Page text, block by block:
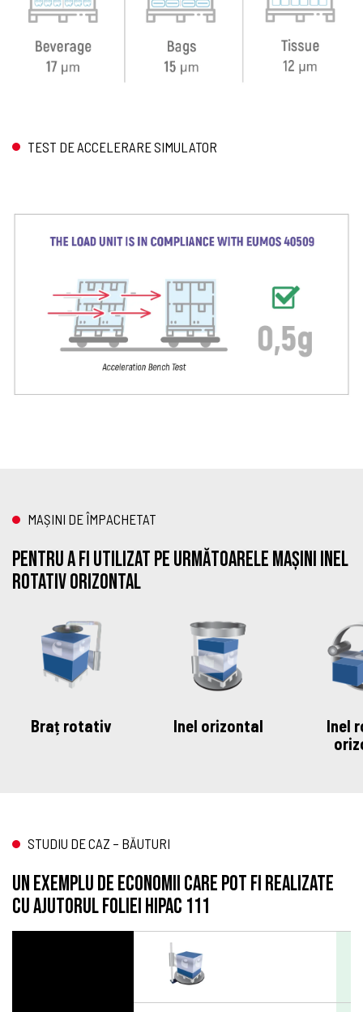
TEST DE ACCELERARE SIMULATOR
MAȘINI DE ÎMPACHETAT
Pentru a fi utilizat pe următoarele mașini Inel
rotativ orizontal
Braț rotativ Inel orizontal
Inel
STUDIU DE CAZ – BĂUTURI
Un exemplu de economii care pot fi realizate
cu ajutorul foliei HIPAC 111